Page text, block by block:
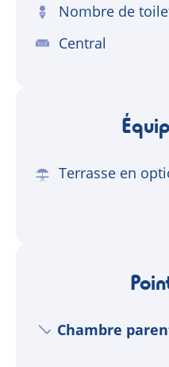
Nombre de
Central
Terrasse en
Chambre